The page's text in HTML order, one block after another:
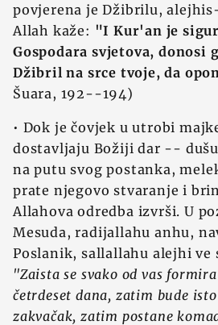
povjerena je Džibrilu,
Allah kaže: "I Kur'an je
Gospodara svjetova, donosi
Džibril na srce tvoje, da
Šuara, 192--194)
• Dok je čovjek u utrobi
dostavljaju Božiji dar --
na putu svog postanka,
prate njegovo stvaranje i
Allahova odredba izvrši. U
Mesuda, radijallahu anhu,
Poslanik, sallallahu alejhi ve
"Zaista se svako od vas
četrdeset dana, zatim bude
zakvačak, zatim postane